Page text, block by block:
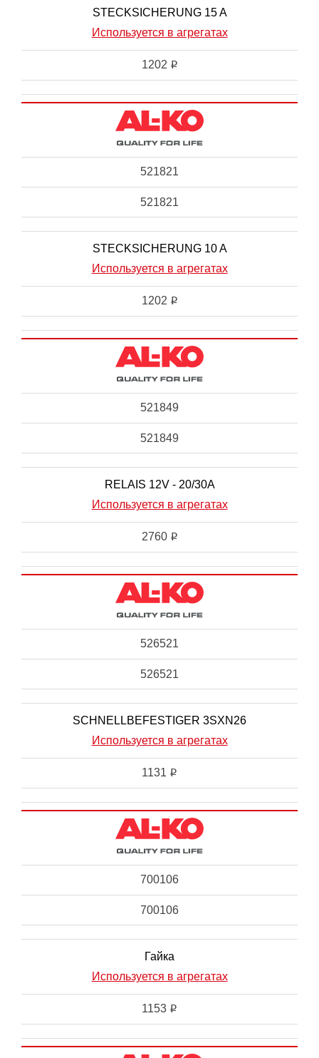
STECKSICHERUNG 15 A
Используется в агрегатах
1202 i
521821
521821
STECKSICHERUNG 10 A
Используется в агрегатах
1202 i
521849
521849
RELAIS 12V - 20/30A
Используется в агрегатах
2760 i
526521
526521
SCHNELLBEFESTIGER 3SXN26
Используется в агрегатах
1131 i
700106
700106
Гайка
Используется в агрегатах
1153 i